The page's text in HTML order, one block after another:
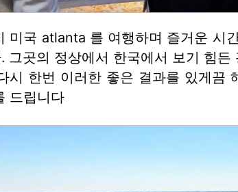
미국 atlanta 를 여행하며 즐거운 시
그곳의 정상에서 한국에서 보기 힘
시 한번 이러한 좋은 결과를 있게끔
드립니다